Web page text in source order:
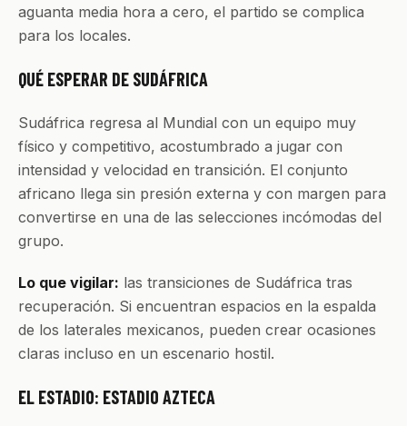
aguanta media hora a cero, el partido se complica
para los locales.
QUÉ ESPERAR DE SUDÁFRICA
Sudáfrica regresa al Mundial con un equipo muy
físico y competitivo, acostumbrado a jugar con
intensidad y velocidad en transición. El conjunto
africano llega sin presión externa y con margen para
convertirse en una de las selecciones incómodas del
grupo.
Lo que vigilar: las transiciones de Sudáfrica tras
recuperación. Si encuentran espacios en la espalda
de los laterales mexicanos, pueden crear ocasiones
claras incluso en un escenario hostil.
EL ESTADIO: ESTADIO AZTECA